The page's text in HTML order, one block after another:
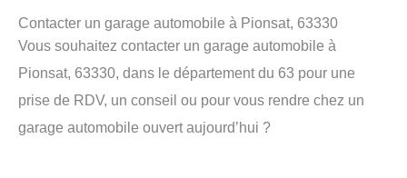
Contacter un garage automobile à Pionsat, 63330
Vous souhaitez contacter un garage automobile à
Pionsat, 63330, dans le département du 63 pour une
prise de RDV, un conseil ou pour vous rendre chez un
garage automobile ouvert aujourd’hui ?